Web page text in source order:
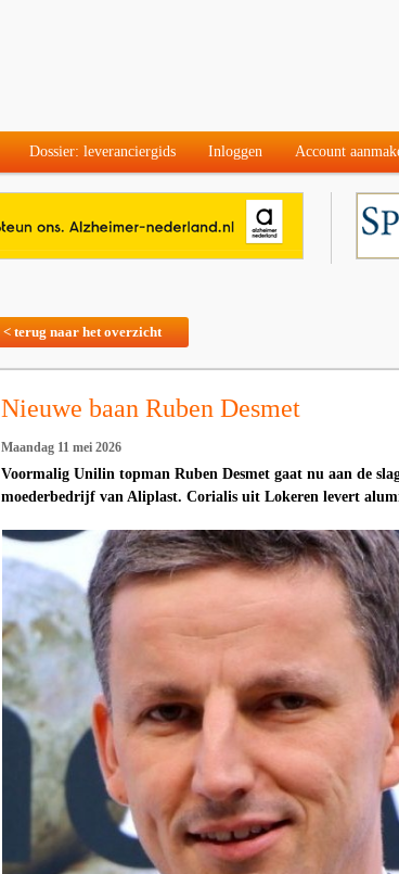
Dossier: leveranciergids Inloggen Account
< terug naar het overzicht
Nieuwe baan Ruben Desmet
Maandag 11 mei 2026
Voormalig Unilin topman Ruben Desmet gaat nu aan de
moederbedrijf van Aliplast. Corialis uit Lokeren levert